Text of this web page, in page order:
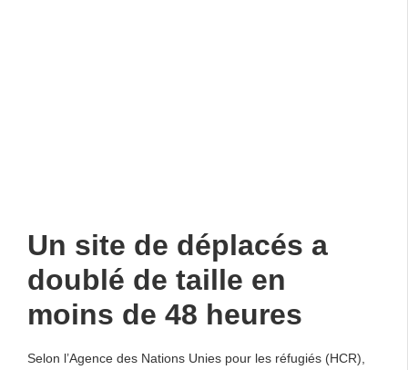
Un site de déplacés a
doublé de taille en
moins de 48 heures
Selon l’Agence des Nations Unies pour les réfugiés (HCR),